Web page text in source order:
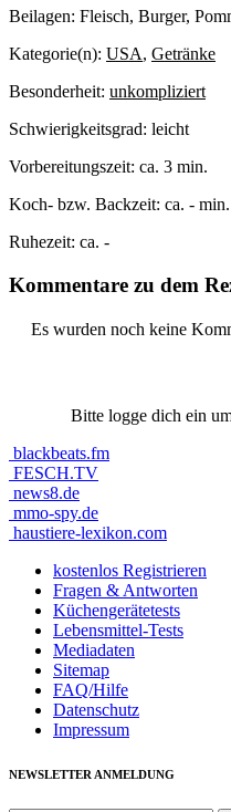
Beilagen: Fleisch, Burger,
Kategorie(n): USA, Getränke
Besonderheit: unkompliziert
Schwierigkeitsgrad: leicht
Vorbereitungszeit: ca. 3 min.
Koch- bzw. Backzeit: ca. - min.
Ruhezeit: ca. -
Kommentare zu dem
Es wurden noch keine
Bitte logge dich ein
blackbeats.fm
FESCH.TV
news8.de
mmo-spy.de
haustiere-lexikon.com
kostenlos Registrieren
Fragen & Antworten
Küchengerätetests
Lebensmittel-Tests
Mediadaten
Sitemap
FAQ/Hilfe
Datenschutz
Impressum
NEWSLETTER ANMELDUNG